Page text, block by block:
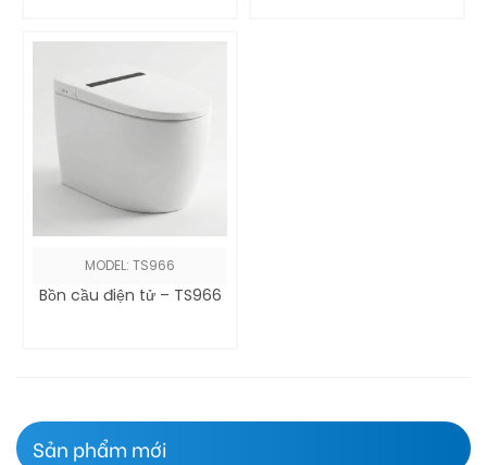
MODEL: TS966
Bồn cầu điện tử – TS966
Sản phẩm mới